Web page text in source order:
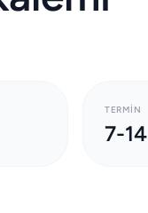
TERMIN
7-14